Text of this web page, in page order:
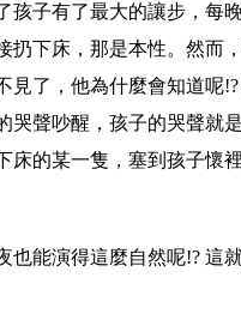
孩子有了最大的讓步，每
扔下床，那是本性。然而
見了，他為什麼會知道呢
哭聲吵醒，孩子的哭聲就
床的某一隻，塞到孩子懷
也能演得這麼自然呢!? 這